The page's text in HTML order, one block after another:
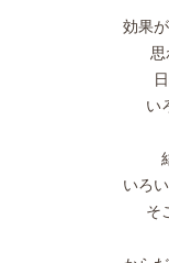
効果
思
い
いろ
そ